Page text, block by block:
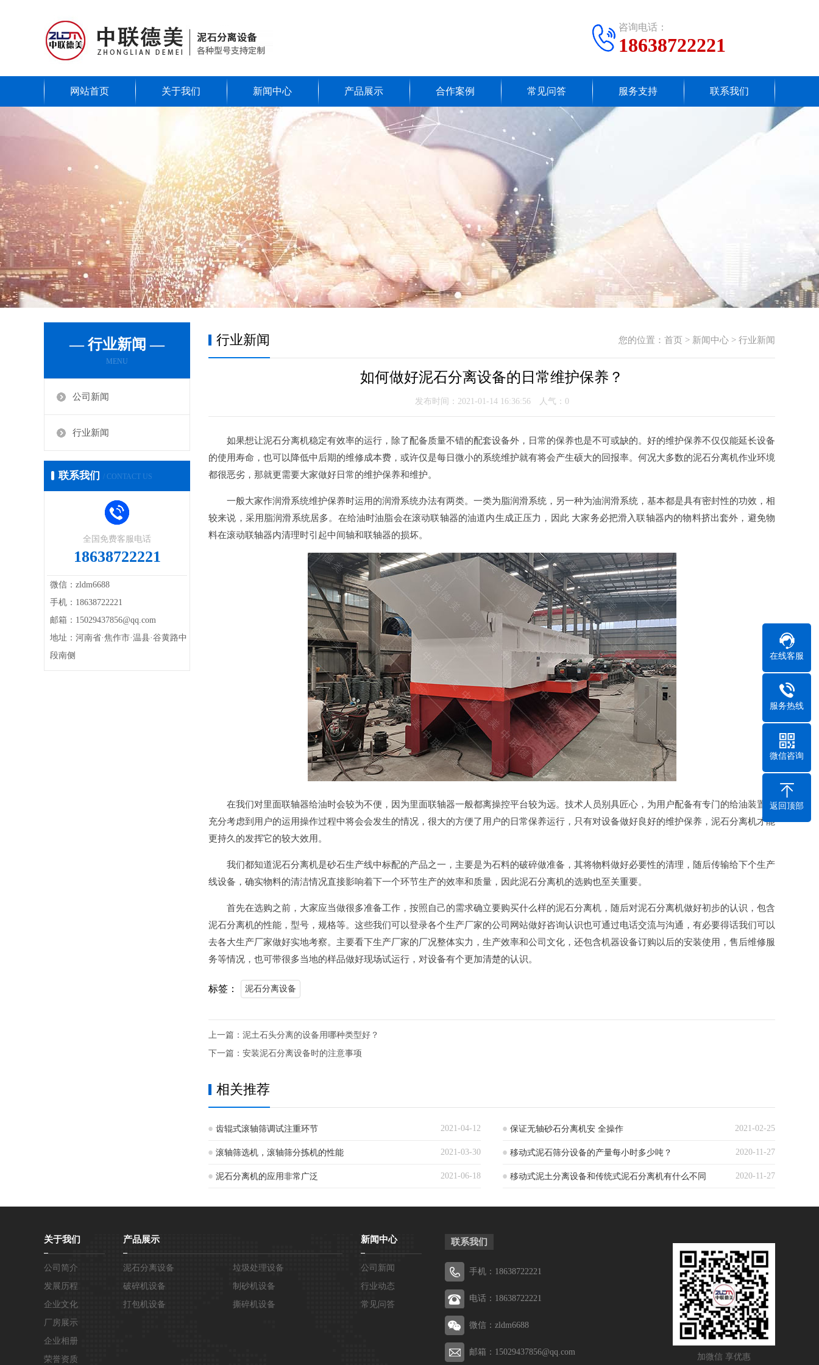
咨询电话：
18638722221
网站首页 关于我们 新闻中心 产品展示 合作案例 常见问答 服务支持 联系我们
— 行业新闻 —
MENU
公司新闻
行业新闻
联系我们 / CONTACT US
全国免费客服电话
18638722221
微信：zldm6688
手机：18638722221
邮箱：15029437856@qq.com
地址：河南省·焦作市·温县·谷黄路中
段南侧
您的位置： 首页 > 新闻中心 > 行业新闻
行业新闻
如何做好泥石分离设备的日常维护保养？
发布时间：2021-01-14 16:36:56 人气： 0
如果想让泥石分离机稳定有效率的运行，除了配备质量不错的配套设备外，日常的保养也是不可或缺的。好的维护保养不仅仅能延长设备
的使用寿命，也可以降低中后期的维修成本费，或许仅是每日微小的系统维护就有将会产生硕大的回报率。何况大多数的泥石分离机作业环境
都很恶劣，那就更需要大家做好日常的维护保养和维护。
一般大家作润滑系统维护保养时运用的润滑系统办法有两类。一类为脂润滑系统，另一种为油润滑系统，基本都是具有密封性的功效，相
较来说，采用脂润滑系统居多。在给油时油脂会在滚动联轴器的油道内生成正压力，因此 大家务必把滑入联轴器内的物料挤出套外，避免物
料在滚动联轴器内清理时引起中间轴和联轴器的损坏。
在我们对里面联轴器给油时会较为不便，因为里面联轴器一般都离操控平台较为远。技术人员别具匠心，为用户配备有专门的给油装置，
充分考虑到用户的运用操作过程中将会会发生的情况，很大的方便了用户的日常保养运行，只有对设备做好良好的维护保养，泥石分离机才能
更持久的发挥它的较大效用。
我们都知道泥石分离机是砂石生产线中标配的产品之一，主要是为石料的破碎做准备，其将物料做好必要性的清理，随后传输给下个生产
线设备，确实物料的清洁情况直接影响着下一个环节生产的效率和质量，因此泥石分离机的选购也至关重要。
首先在选购之前，大家应当做很多准备工作，按照自己的需求确立要购买什么样的泥石分离机，随后对泥石分离机做好初步的认识，包含
泥石分离机的性能，型号，规格等。这些我们可以登录各个生产厂家的公司网站做好咨询认识也可通过电话交流与沟通，有必要得话我们可以
去各大生产厂家做好实地考察。主要看下生产厂家的厂况整体实力，生产效率和公司文化，还包含机器设备订购以后的安装使用，售后维修服
务等情况，也可带很多当地的样品做好现场试运行，对设备有个更加清楚的认识。
标签： 泥石分离设备
上一篇： 泥土石头分离的设备用哪种类型好？
下一篇： 安装泥石分离设备时的注意事项
相关推荐
2021-04-12
齿辊式滚轴筛调试注重环节 2021-02-25
保证无轴砂石分离机安 全操作
2021-03-30
滚轴筛选机，滚轴筛分拣机的性能 2020-11-27
移动式泥石筛分设备的产量每小时多少吨？
2021-06-18
泥石分离机的应用非常广泛 2020-11-27
移动式泥土分离设备和传统式泥石分离机有什么不同
关于我们
公司简介
发展历程
企业文化
厂房展示
企业相册
荣誉资质
产品展示
泥石分离设备
垃圾处理设备
破碎机设备
制砂机设备
打包机设备
撕碎机设备
新闻中心
公司新闻
行业动态
常见问答
加微信 享优惠
联系我们
手机：18638722221
电话：18638722221
微信：zldm6688
邮箱：15029437856@qq.com
在线客服
服务热线
微信咨询
返回顶部